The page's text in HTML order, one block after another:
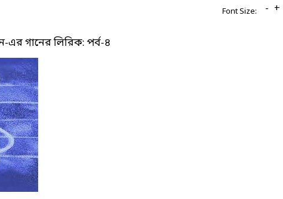
এর গানের লিরিক: পর্ব-৪
Font Size: - +